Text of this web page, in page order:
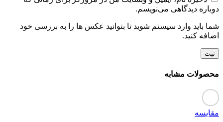
دوباره دیدگاهی می‌نویسم.
شما باید وارد سیستم شوید تا بتوانید عکس ها را به بررسی خود
اضافه کنید.
محصولات مشابه
مقایسه